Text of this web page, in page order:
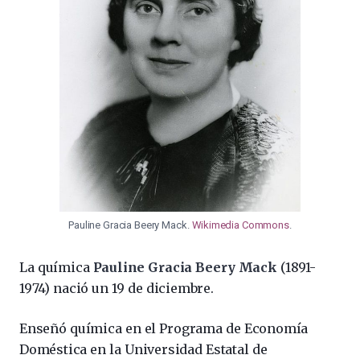
Pauline Gracia Beery Mack. Wikimedia Commons.
La química Pauline Gracia Beery Mack (1891-
1974) nació un 19 de diciembre.
Enseñó química en el Programa de Economía
Doméstica en la Universidad Estatal de